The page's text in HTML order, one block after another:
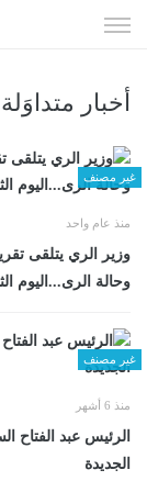
الى
أخبار متداوَلة
غير مصنف
منذ عام واحد
وزير الري يتلقى
وحالة الرى...اليوم الثلاثاء، 15 أبريل 2025 09:42
غير مصنف
منذ 6 أشهر
الرئيس عبد الفتاح
الجديدة